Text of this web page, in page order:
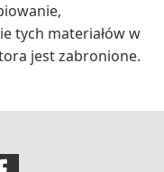
tych materiałów w
jest zabronione.